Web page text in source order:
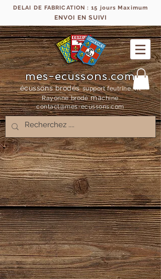
DELAI DE FABRICATION : 15 jours Maximum
ENVOI EN SUIVI
mes-ecussons.com
écussons brodés support feutrine, fil
Rayonne brodémachine
contact@mes-ecussons.com